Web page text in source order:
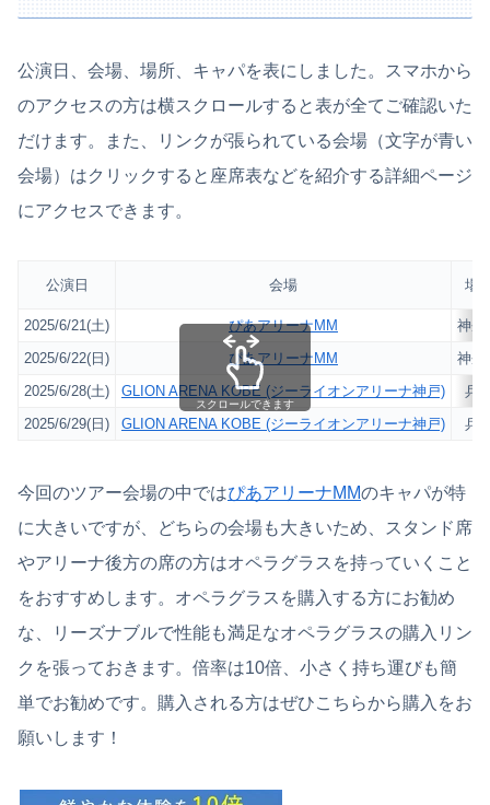
公演日、会場、場所、キャパを表にしました。スマホから
のアクセスの方は横スクロールすると表が全てご確認いた
だけます。また、リンクが張られている会場（文字が青い
会場）はクリックすると座席表などを紹介する詳細ページ
にアクセスできます。
公演日 会場 場
2025/6/21(土) ぴあアリーナMM
神奈
2025/6/22(日)
ぴあアリーナMM
神奈
2025/6/28(土)
GLION ARENA KOBE (ジーライオンアリーナ神戸)
兵
2025/6/29(日)
GLION ARENA KOBE (ジーライオンアリーナ神戸) 兵
スクロールできます
今回のツアー会場の中ではぴあアリーナMMのキャパが特
に大きいですが、どちらの会場も大きいため、スタンド席
やアリーナ後方の席の方はオペラグラスを持っていくこと
をおすすめします。オペラグラスを購入する方にお勧め
な、リーズナブルで性能も満足なオペラグラスの購入リン
クを張っておきます。倍率は10倍、小さく持ち運びも簡
単でお勧めです。購入される方はぜひこちらから購入をお
願いします！